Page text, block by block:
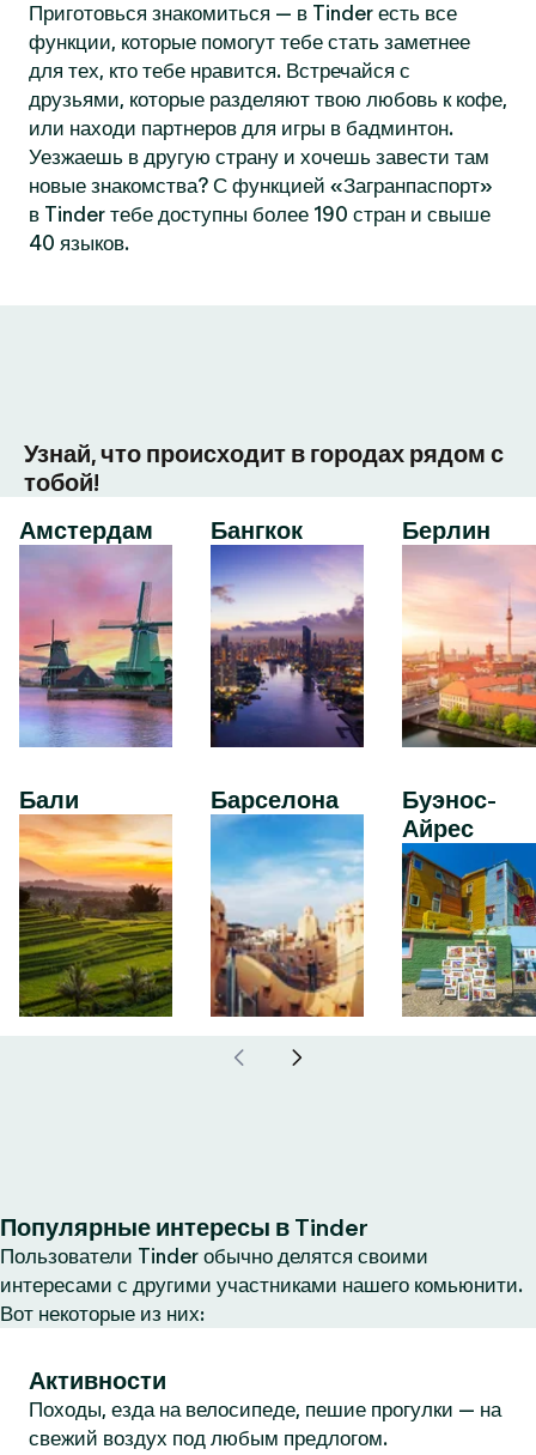
Приготовься знакомиться — в Tinder есть все
функции, которые помогут тебе стать заметнее
для тех, кто тебе нравится. Встречайся с
друзьями, которые разделяют твою любовь к кофе,
или находи партнеров для игры в бадминтон.
Уезжаешь в другую страну и хочешь завести там
новые знакомства? С функцией «Загранпаспорт»
в Tinder тебе доступны более 190 стран и свыше
40 языков.
Узнай, что происходит в городах рядом с
тобой!
Амстердам
Бали
Бангкок
Барселона
Берлин
Буэнос-
Айрес
Популярные интересы в Tinder
Пользователи Tinder обычно делятся своими
интересами с другими участниками нашего комьюнити.
Вот некоторые из них:
Активности
Походы, езда на велосипеде, пешие прогулки — на
свежий воздух под любым предлогом.